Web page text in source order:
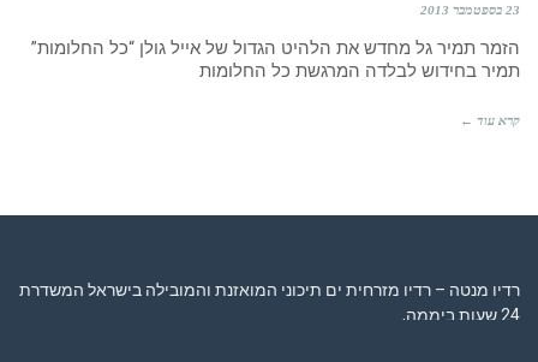
23 בספטמבר 2013
הזמר תמיר גל מחדש את הלהיט הגדול של אייל גולן “כל החלומות”
תמיר בחידוש לבלדה המרגשת כל החלומות
קרא עוד ←
רדיו מנטה – רדיו מזרחית ים תיכוני המואזנת והמובילה בישראל המשדרת
24 שעות ביממה,